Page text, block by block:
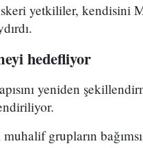
yetkililer, kendisini
hedefliyor
yeniden
grupların